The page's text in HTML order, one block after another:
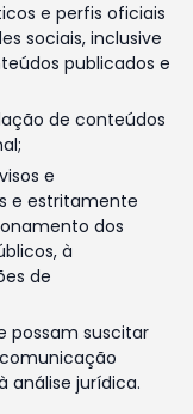
e perfis oficiais
sociais, inclusive
publicados e
de conteúdos
e
e estritamente
dos
à
de
possam suscitar
análise jurídica.